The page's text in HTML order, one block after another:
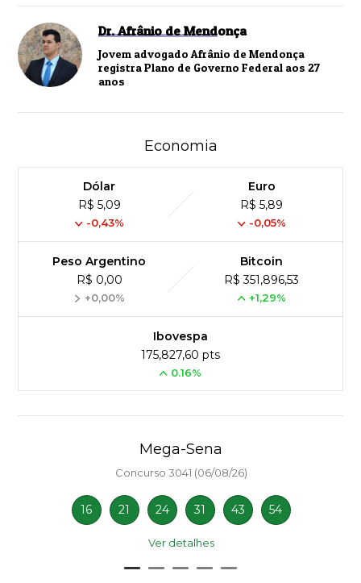
Dr. Afrânio de Mendonça
Jovem advogado Afrânio de Mendonça
registra Plano de Governo Federal aos 27
anos
Economia
Dólar
R$ 5,09
-0,43%
Euro
R$ 5,89
-0,05%
Peso Argentino
R$ 0,00
+0,00%
Bitcoin
R$ 351,896,53
+1,29%
Ibovespa
175,827,60 pts
0.16%
Mega-Sena
Concurso 3041 (06/08/26)
16 21 24 31 43 54
Ver detalhes